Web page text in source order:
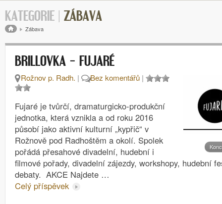
KATEGORIE | ZÁBAVA
Drobečková navigace
Zábava
BRILLOVKA – FUJARÉ
Rožnov p. Radh. | Bez komentářů |
Fujaré je tvůrčí, dramaturgicko-produkční
jednotka, která vznikla a od roku 2016
působí jako aktivní kulturní „kypřič“ v
Rožnově pod Radhoštěm a okolí. Spolek
pořádá přesahové divadelní, hudební i
filmové pořady, divadelní zájezdy, workshopy, hudební
debaty. AKCE Najdete …
Celý příspěvek